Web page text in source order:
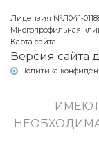
Лицензия №Л041-
Многопрофильная
Карта сайта
Версия сайта
Политика